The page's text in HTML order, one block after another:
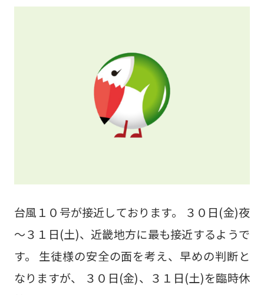
日（日）～2025年1月5日
（日）
※1月6日(月)より授業再開しております。 ＜み
で各教室にてご確認ください。◆光善寺教室
072-832-3751◆高槻南教室 072-673-0088◆
南茨木教室 072-665-9717◆東香里教室
072-860-7780
台風１０号が接近しております。 ３０日(金)夜
～３１日(土)、近畿地方に最も接近するようで
す。 生徒様の安全の面を考え、早めの判断と
なりますが、 ３０日(金)、３１日(土)を臨時休